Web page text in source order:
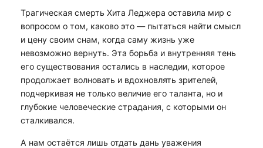
Трагическая смерть Хита Леджера оставила мир с
вопросом о том, каково это — пытаться найти смысл
и цену своим снам, когда саму жизнь уже
невозможно вернуть. Эта борьба и внутренняя тень
его существования остались в наследии, которое
продолжает волновать и вдохновлять зрителей,
подчеркивая не только величие его таланта, но и
глубокие человеческие страдания, с которыми он
сталкивался.
А нам остаётся лишь отдать дань уважения